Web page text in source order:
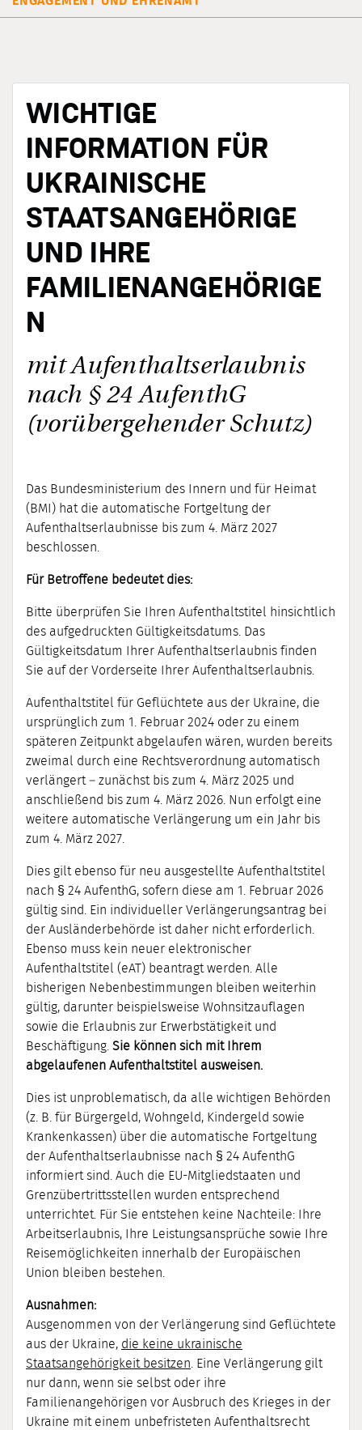
WICHTIGE
INFORMATION FÜR
UKRAINISCHE
STAATSANGEHÖRIGE
UND IHRE
FAMILIENANGEHÖRIGE
N
mit Aufenthaltserlaubnis
nach § 24 AufenthG
(vorübergehender Schutz)
Das Bundesministerium des Innern und für Heimat
(BMI) hat die automatische Fortgeltung der
Aufenthaltserlaubnisse bis zum 4. März 2027
beschlossen.
Für Betroffene bedeutet dies:
Bitte überprüfen Sie Ihren Aufenthaltstitel hinsichtlich
des aufgedruckten Gültigkeitsdatums. Das
Gültigkeitsdatum Ihrer Aufenthaltserlaubnis finden
Sie auf der Vorderseite Ihrer Aufenthaltserlaubnis.
Aufenthaltstitel für Geflüchtete aus der Ukraine, die
ursprünglich zum 1. Februar 2024 oder zu einem
späteren Zeitpunkt abgelaufen wären, wurden bereits
zweimal durch eine Rechtsverordnung automatisch
verlängert – zunächst bis zum 4. März 2025 und
anschließend bis zum 4. März 2026. Nun erfolgt eine
weitere automatische Verlängerung um ein Jahr bis
zum 4. März 2027.
Dies gilt ebenso für neu ausgestellte Aufenthaltstitel
nach § 24 AufenthG, sofern diese am 1. Februar 2026
gültig sind. Ein individueller Verlängerungsantrag bei
der Ausländerbehörde ist daher nicht erforderlich.
Ebenso muss kein neuer elektronischer
Aufenthaltstitel (eAT) beantragt werden. Alle
bisherigen Nebenbestimmungen bleiben weiterhin
gültig, darunter beispielsweise Wohnsitzauflagen
sowie die Erlaubnis zur Erwerbstätigkeit und
Beschäftigung. Sie können sich mit Ihrem
abgelaufenen Aufenthaltstitel ausweisen.
Dies ist unproblematisch, da alle wichtigen Behörden
(z. B. für Bürgergeld, Wohngeld, Kindergeld sowie
Krankenkassen) über die automatische Fortgeltung
der Aufenthaltserlaubnisse nach § 24 AufenthG
informiert sind. Auch die EU-Mitgliedstaaten und
Grenzübertrittsstellen wurden entsprechend
unterrichtet. Für Sie entstehen keine Nachteile: Ihre
Arbeitserlaubnis, Ihre Leistungsansprüche sowie Ihre
Reisemöglichkeiten innerhalb der Europäischen
Union bleiben bestehen.
Ausnahmen:
Ausgenommen von der Verlängerung sind Geflüchtete
aus der Ukraine, die keine ukrainische
Staatsangehörigkeit besitzen. Eine Verlängerung gilt
nur dann, wenn sie selbst oder ihre
Familienangehörigen vor Ausbruch des Krieges in der
Ukraine mit einem unbefristeten Aufenthaltsrecht